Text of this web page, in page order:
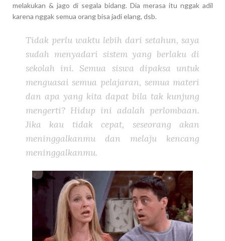
melakukan & jago di segala bidang. Dia merasa itu nggak adil
karena nggak semua orang bisa jadi elang, dsb.
Tidak perlu waktu lebih dari setahun, saya
sudah menyadari sistem yang berlaku di
sekolah ini. Semua siswa dipaksa untuk
menguasai semua pelajaran, semua materi
dan apa yang kita dapat bila tak kunjung
mengerti? Hidup ini adalah perlombaan.
Jika kau tidak cepat, seseorang akan
meninggalkanmu dan melaju kencang
meninggalkanmu.